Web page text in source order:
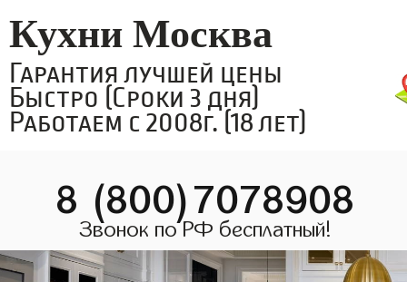
Кухни Москва
Гарантия лучшей цены
Быстро (Сроки 3 дня)
Работаем с 2008г. (18 лет)
8 (800)7078908
Звонок по РФ бесплатный!